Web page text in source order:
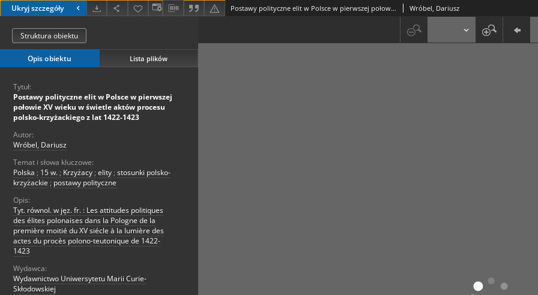
Ukryj szczegóły Postawy polityczne elit w Polsce w pierwszej połowie XV wieku w świetle aktów procesu polsko-krzyżackiego z lat 1422-1423 Wróbel, Dariusz
Struktura obiektu
Opis obiektu Lista plików
Tytuł:
Postawy polityczne elit w Polsce w pierwszej
połowie XV wieku w świetle aktów procesu
polsko-krzyżackiego z lat 1422-1423
Autor:
Wróbel, Dariusz
Temat i słowa kluczowe:
Polska ; 15 w. ; Krzyżacy ; elity ; stosunki polsko-
krzyżackie ; postawy polityczne
Opis:
Tyt. równol. w jęz. fr. : Les attitudes politiques
des élites polonaises dans la Pologne de la
première moitié du XV siécle à la lumière des
actes du procès polono-teutonique de 1422-
1423
Wydawca:
Wydawnictwo Uniwersytetu Marii Curie-
Skłodowskiej